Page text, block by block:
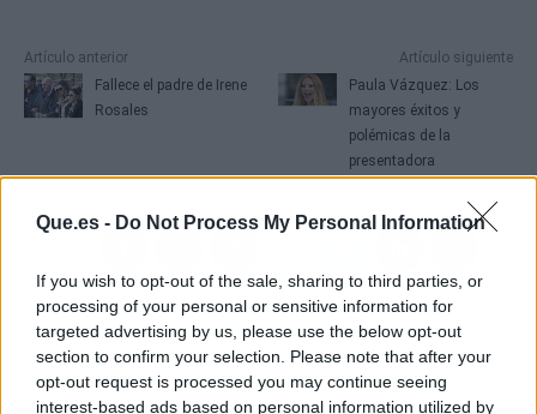
Que.es - Do Not Process My Personal Information
If you wish to opt-out of the sale, sharing to third parties, or
processing of your personal or sensitive information for
targeted advertising by us, please use the below opt-out
section to confirm your selection. Please note that after your
opt-out request is processed you may continue seeing
interest-based ads based on personal information utilized by
Artículo anterior
Fallece el padre de Irene
Rosales
Artículo siguiente
Paula Vázquez: Los
mayores éxitos y
polémicas de la
presentadora